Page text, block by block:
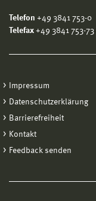
Telefon +49 3841 753-0
Telefax +49 3841 753-73
Impressum
Datenschutzerklärung
Barrierefreiheit
Kontakt
Feedback senden